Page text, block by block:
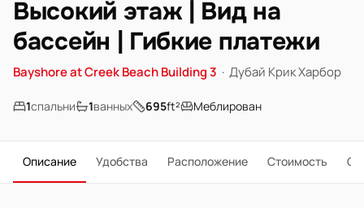
Высокий этаж | Вид на
бассейн | Гибкие платежи
Bayshore at Creek Beach Building 3 · Дубай Крик Харбор
1спальни 1ванных 695ft² Меблирован
Описание Удобства Расположение Стоимость О